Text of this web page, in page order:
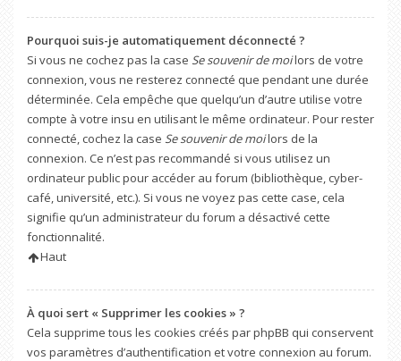
Pourquoi suis-je automatiquement déconnecté ?
Si vous ne cochez pas la case Se souvenir de moilors de votre
connexion, vous ne resterez connecté que pendant une durée
déterminée. Cela empêche que quelqu’un d’autre utilise votre
compte à votre insu en utilisant le même ordinateur. Pour rester
connecté, cochez la case Se souvenir de moilors de la
connexion. Ce n’est pas recommandé si vous utilisez un
ordinateur public pour accéder au forum (bibliothèque, cyber-
café, université, etc.). Si vous ne voyez pas cette case, cela
signifie qu’un administrateur du forum a désactivé cette
fonctionnalité.
Haut
À quoi sert « Supprimer les cookies » ?
Cela supprime tous les cookies créés par phpBB qui conservent
vos paramètres d’authentification et votre connexion au forum.